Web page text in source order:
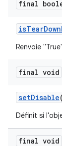
final
isTearDown
Renvoie
final void
setDisable
Définit si
final void